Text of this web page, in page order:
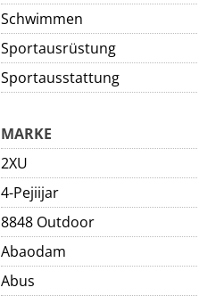
Schwimmen
Sportausrüstung
Sportausstattung
MARKE
2XU
4-Pejiijar
8848 Outdoor
Abaodam
Abus